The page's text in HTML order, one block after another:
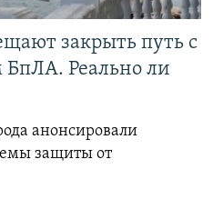
закрыть путь с
Реально ли
анонсировали
защиты от